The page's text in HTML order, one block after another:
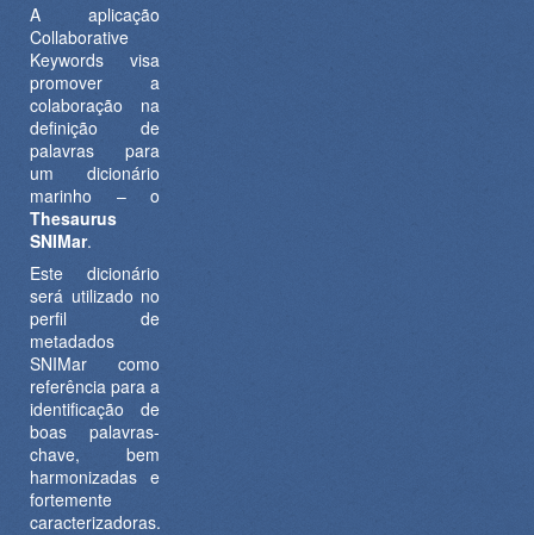
A aplicação
Collaborative
Keywords visa
promover a
colaboração na
definição de
palavras para
um dicionário
marinho – o
Thesaurus
SNIMar.
Este dicionário
será utilizado no
perfil de
metadados
SNIMar como
referência para a
identificação de
boas palavras-
chave, bem
harmonizadas e
fortemente
caracterizadoras.